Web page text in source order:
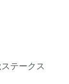
テークス